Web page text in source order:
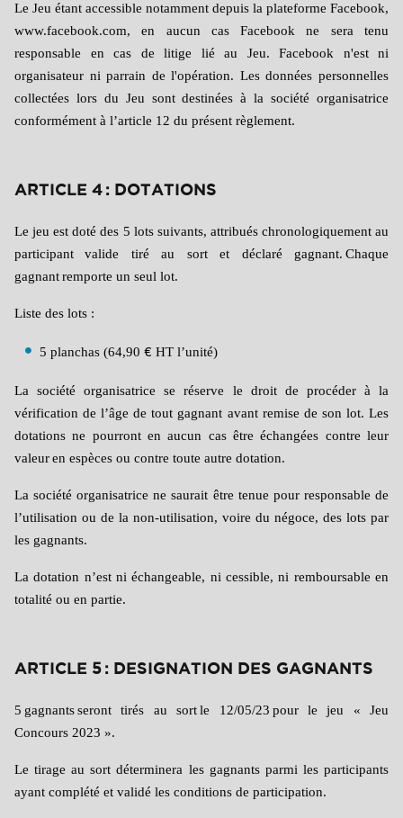
Le Jeu étant accessible notamment depuis la plateforme Facebook,
www.facebook.com, en aucun cas Facebook ne sera tenu
responsable en cas de litige lié au Jeu. Facebook n'est ni
organisateur ni parrain de l'opération. Les données personnelles
collectées lors du Jeu sont destinées à la société organisatrice
conformément à l’article 12 du présent règlement.
ARTICLE 4 : DOTATIONS
Le jeu est doté des 5 lots suivants, attribués chronologiquement au
participant
valide tiré au sort et déclaré gagnant. Chaque
gagnantremporte un seul lot.
Liste des lots :
5 planchas (64,90 € HT l’unité)
La société organisatrice se réserve le droit de procéder à la
vérification de l’âge de tout gagnant avant remise de son lot. Les
dotations ne pourront en aucun cas être échangées contre leur
valeuren espèces ou contre toute autre dotation.
La société organisatrice ne saurait être tenue pour responsable de
l’utilisation ou de la non-utilisation, voire du négoce, des lots par
les gagnants.
La dotation n’est ni échangeable, ni cessible, ni remboursable en
totalité ou en partie.
ARTICLE 5 : DESIGNATION DES GAGNANTS
5 gagnantsseront tirés au sortle 12/05/23 pour le jeu « Jeu
Concours 2023 ».
Le tirage au sort déterminera les gagnants parmi les participants
ayant complété et validé les conditions de participation.